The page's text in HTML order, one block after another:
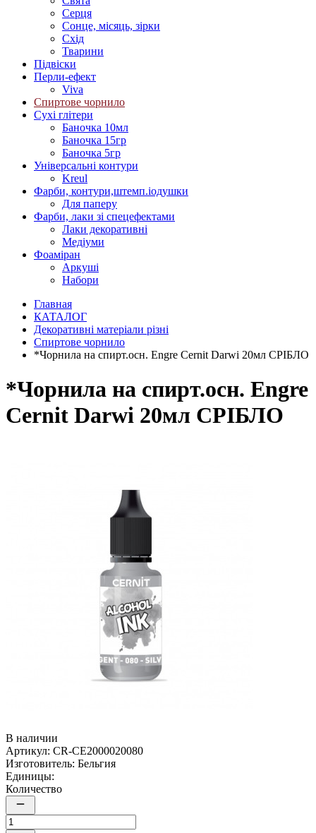
Серця
Сонце, місяць, зірки
Схід
Тварини
Підвіски
Перли-ефект
Viva
Спиртове чорнило
Сухі глітери
Баночка 10мл
Баночка 15гр
Баночка 5гр
Універсальні контури
Kreul
Фарби, контури,штемп.іодушки
Для паперу
Фарби, лаки зі спецефектами
Лаки декоративні
Медіуми
Фоаміран
Аркуші
Набори
Главная
КАТАЛОГ
Декоративні матеріали різні
Спиртове чорнило
*Чорнила на спирт.осн. Engre Cernit Darwi 20мл СРІБЛО
*Чорнила на спирт.осн. Engre
Cernit Darwi 20мл СРІБЛО
В наличии
Артикул: CR-CE2000020080
Изготовитель: Бельгия
Единицы:
Количество